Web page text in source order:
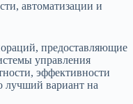
автоматизации и
предоставляющие
управления
эффективности
лучший вариант на